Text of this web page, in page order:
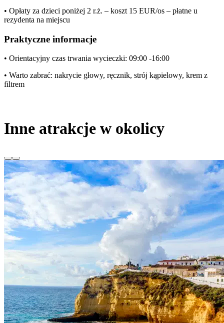
• Opłaty za dzieci poniżej 2 r.ż. – koszt 15 EUR/os – płatne u
rezydenta na miejscu
Praktyczne informacje
• Orientacyjny czas trwania wycieczki: 09:00 -16:00
• Warto zabrać: nakrycie głowy, ręcznik, strój kąpielowy, krem z
filtrem
Inne atrakcje w okolicy